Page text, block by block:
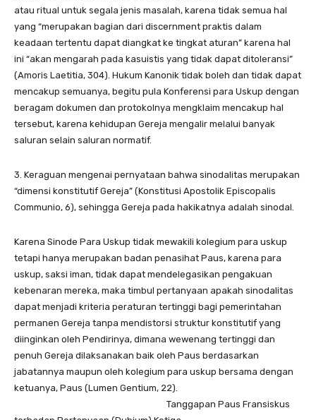
atau ritual untuk segala jenis masalah, karena tidak semua hal
yang “merupakan bagian dari discernment praktis dalam
keadaan tertentu dapat diangkat ke tingkat aturan” karena hal
ini “akan mengarah pada kasuistis yang tidak dapat ditoleransi”
(Amoris Laetitia, 304). Hukum Kanonik tidak boleh dan tidak dapat
mencakup semuanya, begitu pula Konferensi para Uskup dengan
beragam dokumen dan protokolnya mengklaim mencakup hal
tersebut, karena kehidupan Gereja mengalir melalui banyak
saluran selain saluran normatif.
3. Keraguan mengenai pernyataan bahwa sinodalitas merupakan
“dimensi konstitutif Gereja” (Konstitusi Apostolik Episcopalis
Communio, 6), sehingga Gereja pada hakikatnya adalah sinodal.
Karena Sinode Para Uskup tidak mewakili kolegium para uskup
tetapi hanya merupakan badan penasihat Paus, karena para
uskup, saksi iman, tidak dapat mendelegasikan pengakuan
kebenaran mereka, maka timbul pertanyaan apakah sinodalitas
dapat menjadi kriteria peraturan tertinggi bagi pemerintahan
permanen Gereja tanpa mendistorsi struktur konstitutif yang
diinginkan oleh Pendirinya, dimana wewenang tertinggi dan
penuh Gereja dilaksanakan baik oleh Paus berdasarkan
jabatannya maupun oleh kolegium para uskup bersama dengan
ketuanya, Paus (Lumen Gentium, 22).
Tanggapan Paus Fransiskus